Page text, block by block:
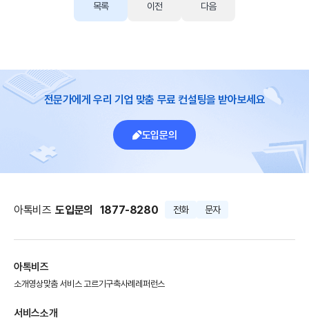
목록 이전 다음
전문가에게 우리 기업 맞춤 무료 컨설팅을 받아보세요
도입문의
아톡비즈 도입문의 1877-8280 전화 문자
아톡비즈
소개영상맞춤 서비스 고르기구축사례 레퍼런스
서비스소개